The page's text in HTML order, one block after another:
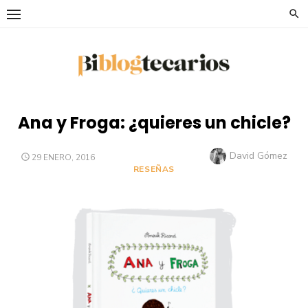
Saltar
Ana y Froga: ¿quieres un chicle?
PUBLICADO
29 ENERO, 2016 Autor
David Gómez
RESEÑAS